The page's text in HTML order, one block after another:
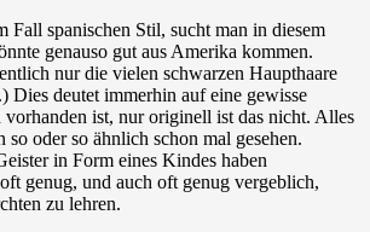
Fall spanischen Stil, sucht man in diesem
genauso gut aus Amerika kommen.
nur die vielen schwarzen Haupthaare
Dies deutet immerhin auf eine gewisse
ist, nur originell ist das nicht. Alles
so oder so ähnlich schon mal gesehen.
in Form eines Kindes haben
genug, und auch oft genug vergeblich,
zu lehren.